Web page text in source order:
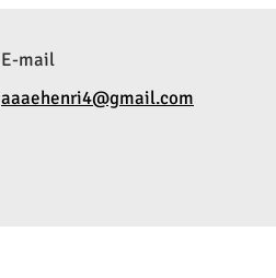
E-mail
aaaehenri4@gmail.com